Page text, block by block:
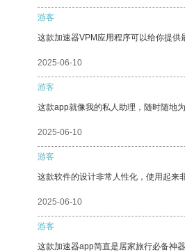
游客
这款加速器VPM应用程序可以给你提供
2025-06-10
游客
这款app就像我的私人助理，随时随地
2025-06-10
游客
这款软件的设计非常人性化，使用起来
2025-06-10
游客
这款加速器app简直是居家旅行必备神